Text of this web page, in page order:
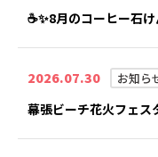
☕✨8月のコーヒー石
2026.07.30 お知ら
幕張ビーチ花火フェス